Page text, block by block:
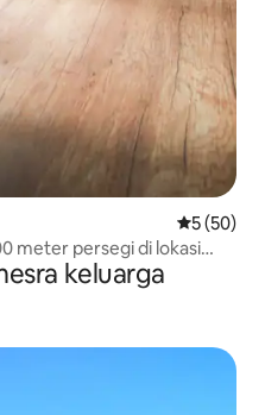
Penarafan
5 (50)
meter persegi di lokasi
keluarga